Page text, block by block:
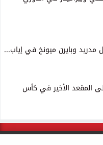
مدريد وبايرن ميونخ في إياب...
المقعد الأخير في كأس